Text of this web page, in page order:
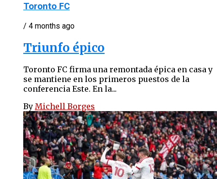
Toronto FC
/ 4 months ago
Triunfo épico
Toronto FC firma una remontada épica en casa y
se mantiene en los primeros puestos de la
conferencia Este. En la...
By Michell Borges